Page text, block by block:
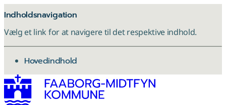
Indholdsnavigation
Vælg et link for at navigere til det respektive indhold.
gå til
Hovedindhold